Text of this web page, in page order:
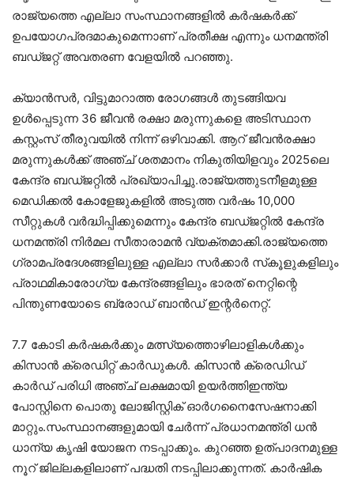
രാജ്യത്തെ എല്ലാ സംസ്ഥാനങ്ങളിൽ കർഷകർക്ക്
ഉപയോഗപ്രദമാകുമെന്നാണ് പ്രതീക്ഷ എന്നും ധനമന്ത്രി
ബഡ്ജറ്റ് അവതരണ വേളയിൽ പറഞ്ഞു.
ക്യാൻസർ, വിട്ടുമാറാത്ത രോഗങ്ങൾ തുടങ്ങിയവ
ഉൾപ്പെടുന്ന 36 ജീവൻ രക്ഷാ മരുന്നുകളെ അടിസ്ഥാന
കസ്റ്റംസ് തീരുവയിൽ നിന്ന് ഒഴിവാക്കി. ആറ് ജീവൻരക്ഷാ
മരുന്നുകൾക്ക് അഞ്ച് ശതമാനം നികുതിയിളവും 2025ലെ
കേന്ദ്ര ബഡ്‌ജറ്റിൽ പ്രഖ്യാപിച്ചു.രാജ്യത്തുടനീളമുള്ള
മെ‌ഡിക്കൽ കോളേജുകളിൽ അടുത്ത വർഷം 10,000
സീറ്റുകൾ വർദ്ധിപ്പിക്കുമെന്നും കേന്ദ്ര ബഡ്‌ജറ്റിൽ കേന്ദ്ര
ധനമന്ത്രി നിർമല സീതാരാമൻ വ്യക്തമാക്കി.രാജ്യത്തെ
ഗ്രാമപ്രദേശങ്ങളിലുള്ള എല്ലാ സർക്കാർ സ്‌കൂളുകളിലും
പ്രാഥമികാരോഗ്യ കേന്ദ്രങ്ങളിലും ഭാരത് നെറ്റിന്റെ
പിന്തുണയോടെ ബ്രോഡ് ബാൻഡ് ഇന്റർനെറ്റ്.
7.7 കോടി കർഷകർക്കും മത്സ്യത്തൊഴിലാളികൾക്കും
കിസാൻ ക്രെഡിറ്റ് കാർഡുകൾ. കിസാൻ ക്രെഡിഡ്
കാർഡ് പരിധി അഞ്ച് ലക്ഷമായി ഉയർത്തിഇന്ത്യ
പോസ്റ്റിനെ പൊതു ലോജിസ്റ്റിക് ഓർഗനൈസേഷനാക്കി
മാറ്റും.സംസ്ഥാനങ്ങളുമായി ചേർന്ന് പ്രധാനമന്ത്രി ധൻ
ധാന്യ കൃഷി യോജന നടപ്പാക്കും. കുറഞ്ഞ ഉത്പാദനമുള്ള
നൂറ് ജില്ലകളിലാണ് പദ്ധതി നടപ്പിലാക്കുന്നത്. കാർഷിക